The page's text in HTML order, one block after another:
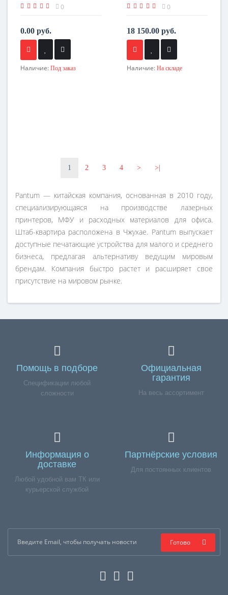
0
0.00 руб.
Наличие: Под заказ
0
18 150.00 руб.
Наличие: На складе
1 2 3 4 > >|
Pantum — китайская компания, основанная в 2010 году,
специализирующаяся на производстве лазерных
принтеров, МФУ и расходных материалов для офиса.
Штаб-квартира расположена в Чжухае. Pantum выпускает
доступные печатающие устройства для малого и среднего
бизнеса, предлагая альтернативу ведущим мировым
брендам. Компания быстро растет и расширяет свое
присутствие на мировом рынке.
Помощь в подборе
Спецификации любой
сложности
Официальная
гарантия
На весь ассортимент
Информация о
доставке
Любой удобной вам ТК или
курьерской службой
Партнёрские условия
Для постоянных клиентов
Готово